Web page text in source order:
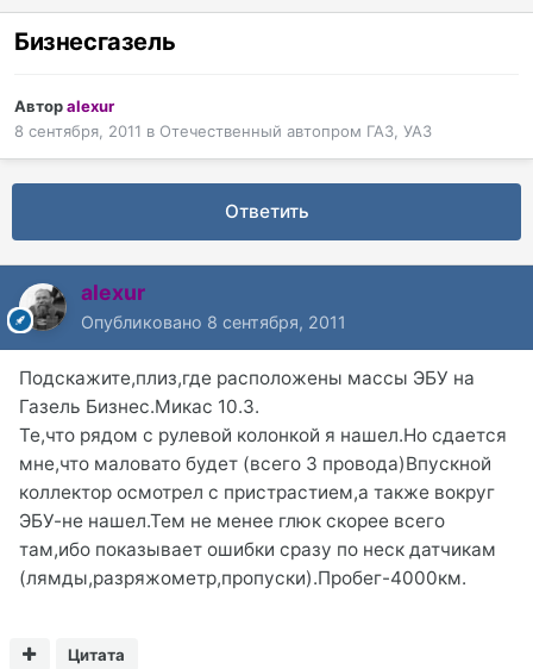
Бизнесгазель
Авторalexur
8 сентября, 2011 в Отечественный автопром ГАЗ, УАЗ
Ответить
alexur
Опубликовано 8 сентября, 2011
Подскажите,плиз,где расположены массы ЭБУ на
Газель Бизнес.Микас 10.3.
Те,что рядом с рулевой колонкой я нашел.Но сдается
мне,что маловато будет (всего 3 провода)Впускной
коллектор осмотрел с пристрастием,а также вокруг
ЭБУ-не нашел.Тем не менее глюк скорее всего
там,ибо показывает ошибки сразу по неск датчикам
(лямды,разряжометр,пропуски).Пробег-4000км.
Цитата